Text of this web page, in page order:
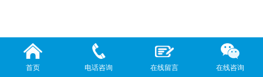
首页 电话咨询 在线留言 在线咨询